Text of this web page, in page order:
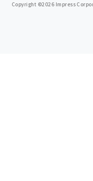
Copyright ©2026 Impress